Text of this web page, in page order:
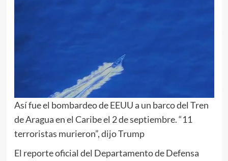
Así fue el bombardeo de EEUU a un barco del Tren
de Aragua en el Caribe el 2 de septiembre. “11
terroristas murieron”, dijo Trump
El reporte oficial del Departamento de Defensa